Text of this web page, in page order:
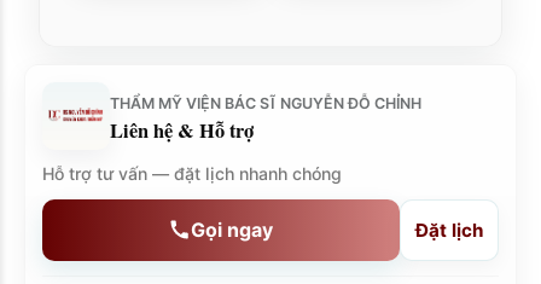
THẨM MỸ VIỆN BÁC SĨ NGUYỄN ĐỖ CHỈNH
Liên hệ & Hỗ trợ
Hỗ trợ tư vấn — đặt lịch nhanh chóng
Gọi ngay Đặt lịch